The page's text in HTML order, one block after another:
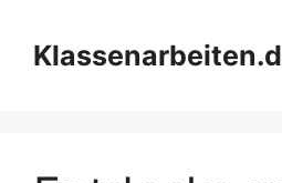
Inhalt
springen